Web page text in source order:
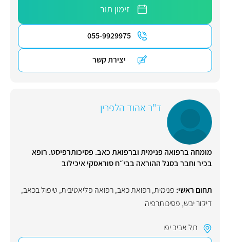
זימון תור
055-9929975
יצירת קשר
ד"ר אהוד הלפרין
מומחה ברפואה פנימית וברפואת כאב. פסיכותרפיסט. רופא
בכיר וחבר בסגל ההוראה בבי״ח סוראסקי איכילוב
תחום ראשי: פנימית,רפואת כאב,רפואה פליאטיבית, טיפול בכאב,
דיקור יבש, פסיכותרפיה
תל אביב יפו